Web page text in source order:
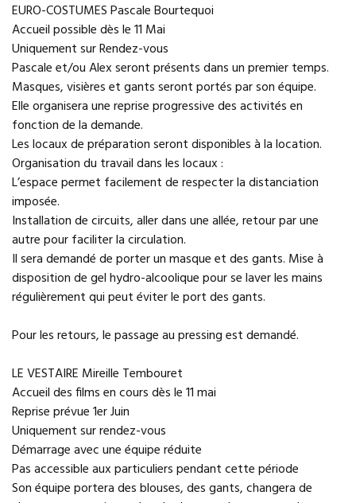
EURO-COSTUMES Pascale Bourtequoi
Accueil possible dès le 11 Mai
Uniquement sur Rendez-vous
Pascale et/ou Alex seront présents dans un premier temps.
Masques, visières et gants seront portés par son équipe.
Elle organisera une reprise progressive des activités en
fonction de la demande.
Les locaux de préparation seront disponibles à la location.
Organisation du travail dans les locaux :
L’espace permet facilement de respecter la distanciation
imposée.
Installation de circuits, aller dans une allée, retour par une
autre pour faciliter la circulation.
Il sera demandé de porter un masque et des gants. Mise à
disposition de gel hydro-alcoolique pour se laver les mains
régulièrement qui peut éviter le port des gants.
Pour les retours, le passage au pressing est demandé.
LE VESTAIRE Mireille Tembouret
Accueil des films en cours dès le 11 mai
Reprise prévue 1er Juin
Uniquement sur rendez-vous
Démarrage avec une équipe réduite
Pas accessible aux particuliers pendant cette période
Son équipe portera des blouses, des gants, changera de